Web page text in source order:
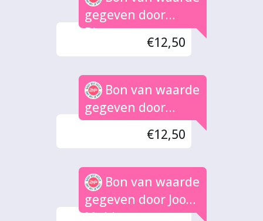
gegeven door
Bianca
€12,50
Bon van waarde
gegeven door
Nance
€12,50
Bon van waarde
gegeven door Joop
Mulder